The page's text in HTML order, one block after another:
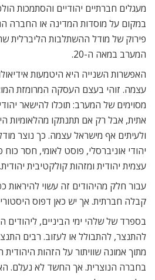
מעגלים חברתיים יהודיים והסתמכות
במקום על מוסדות המדינה או החברה
פירוק של מודל ההשתלבות הליברלית
המערב במאה ה-20.
האפשרות השנייה היא היטמעות
עצמה. זוהי בעצם העסקה המרומזת
מסוימים של המערב: תוכלו להישאר
אתית, אבל רק אם תתנתקו מהלאומיות
ולעיתים אף מישראל עצמה. כך נוצר
יהודי אוניברסלי, פוסט לאומי, חסר
עצמית יהודית ומזהות קולקטיבית יהודית.
עבור חלק מהיהודים זה עשוי להיראות
קבלה חברתית. אך יש כאן דפוס
בספרד של שלהי ימי הביניים,
להתנצר, להתבולל או לעזוב. רבים
מתוך אמונה שוויתור על הזהות
בחברה הנוצרית. אך החשד לא נעלם.